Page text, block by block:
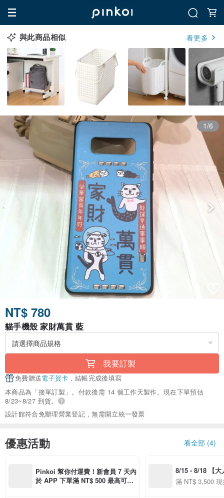
與此商品相似 看更多
1/6
NT$ 780
貓手機殼 家財萬貫 藍
我要訂製
免費贈送電子賀卡 ，結帳完成後填寫
本商品為「接單訂製」。付款後需 14 個工作天製作。現在下單預估
8/23~8/27 到貨。
設計館符合免辦理營業登記，無需開立統一發票
優惠活動 看全部 (4)
Pinkoi 幫你付運費！新會員 7 天內
於 APP 下單滿 NT$ 500 最高可折
8/15 - 8/18 【大
季】滿
滿 NT$ 3,500